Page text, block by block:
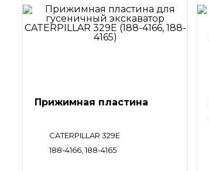
Прижимная пластина
CATERPILLAR 329E
188-4166, 188-4165